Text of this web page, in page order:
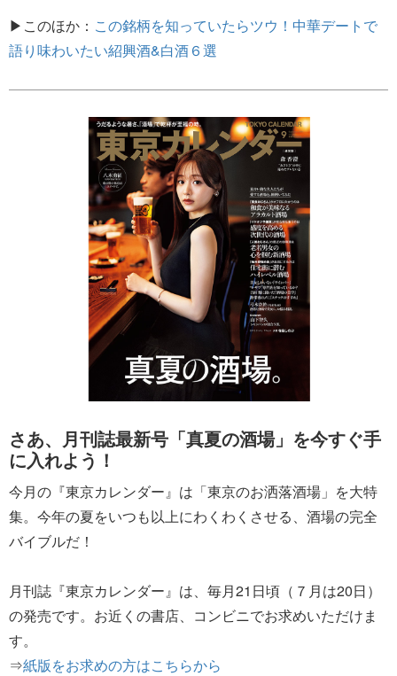
▶このほか： この銘柄を知っていたらツウ！中華デートで
語り味わいたい紹興酒&白酒６選
さあ、月刊誌最新号「真夏の酒場」を今すぐ手
に入れよう！
今月の『東京カレンダー』は「東京のお洒落酒場」を大特
集。今年の夏をいつも以上にわくわくさせる、酒場の完全
バイブルだ！
月刊誌『東京カレンダー』は、毎月21日頃（７月は20日）
の発売です。お近くの書店、コンビニでお求めいただけま
す。
⇒紙版をお求めの方はこちらから